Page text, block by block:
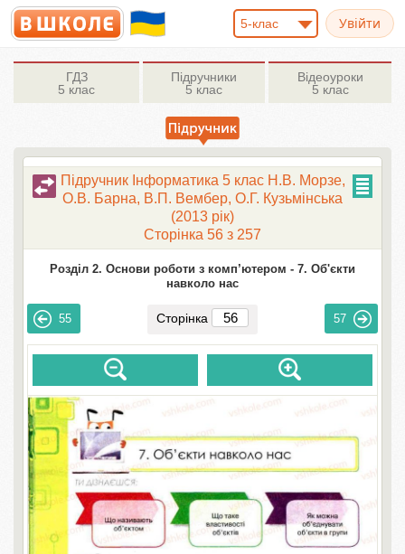
5-клас
ГДЗ
5 клас
Підручники
5 клас
Відеоуроки
5 клас
Підручник Інформатика 5 клас Н.В. Морзе,
О.В. Барна, В.П. Вембер, О.Г. Кузьмінська
(2013 рік)
Сторінка 56 з 257
Розділ 2. Основи роботи з комп’ютером - 7. Об'єкти
навколо нас
55 Сторінка 57